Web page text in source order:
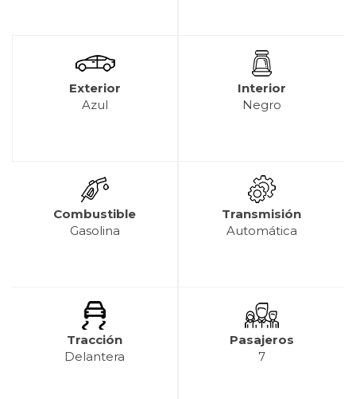
Exterior
Azul
Interior
Negro
Combustible
Gasolina
Transmisión
Automática
Tracción
Delantera
Pasajeros
7